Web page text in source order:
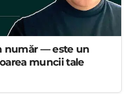
număr — este un
muncii tale